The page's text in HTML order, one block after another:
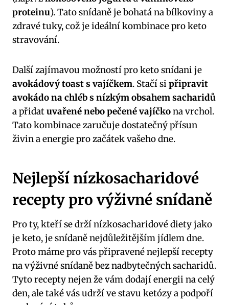
proteinu). Tato snídaně je bohatá na bílkoviny a
zdravé tuky, což je ideální kombinace pro keto
stravování.
Další zajímavou možností pro keto snídani je
avokádový toast s vajíčkem. Stačí si připravit
avokádo na chléb s nízkým obsahem sacharidů
a přidatuvařené nebo pečené vajíčkona vrchol.
Tato kombinace zaručuje dostatečný přísun
živin a energie pro začátek vašeho dne.
Nejlepší nízkosacharidové
recepty pro výživné snídaně
Pro ty, kteří se drží nízkosacharidové diety jako
je keto, je snídaně nejdůležitějším jídlem dne.
Proto máme pro vás připravené nejlepší recepty
na výživné snídaně bez nadbytečných sacharidů.
Tyto recepty nejen že vám dodají energii na celý
den, ale také vás udrží ve stavu ketózy a podpoří